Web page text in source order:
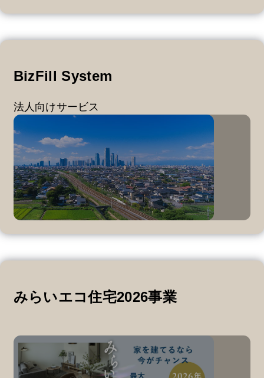
BizFill System
法人向けサービス
みらいエコ住宅2026事業